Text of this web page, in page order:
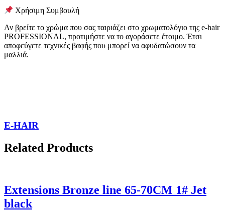
Χρήσιμη Συμβουλή
Αν βρείτε το χρώμα που σας ταιριάζει στο χρωματολόγιο της e-hair
PROFESSIONAL, προτιμήστε να το αγοράσετε έτοιμο. Έτσι
αποφεύγετε τεχνικές βαφής που μπορεί να αφυδατώσουν τα
μαλλιά.
E-HAIR
Related Products
Extensions Bronze line 65-70CM 1# Jet
black